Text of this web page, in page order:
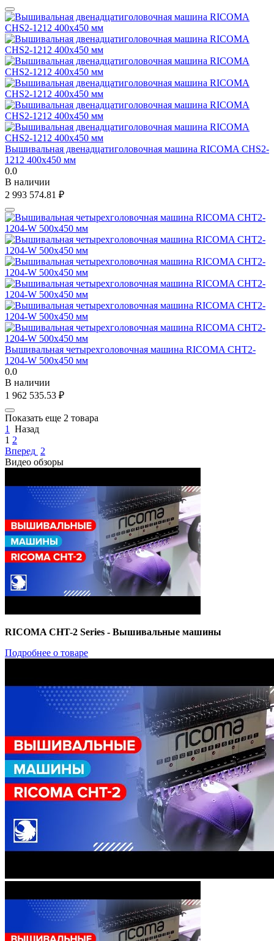
Вышивальная двенадцатиголовочная машина RICOMA CHS2-
1212 400x450 мм
0.0
В наличии
2 993 574.81 ₽
Вышивальная четырехголовочная машина RICOMA CHT2-
1204-W 500х450 мм
0.0
В наличии
1 962 535.53 ₽
Показать еще 2 товара
1
Назад
1 2
Вперед 2
Видео обзоры
RICOMA CHT-2 Series - Вышивальные машины
Подробнее о товаре